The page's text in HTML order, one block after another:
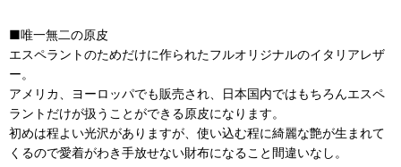
■唯一無二の原皮
エスペラントのためだけに作られたフルオリジナルのイタリアレザ
ー。
アメリカ、ヨーロッパでも販売され、日本国内ではもちろんエスペ
ラントだけが扱うことができる原皮になります。
初めは程よい光沢がありますが、使い込む程に綺麗な艶が生まれて
くるので愛着がわき手放せない財布になること間違いなし。